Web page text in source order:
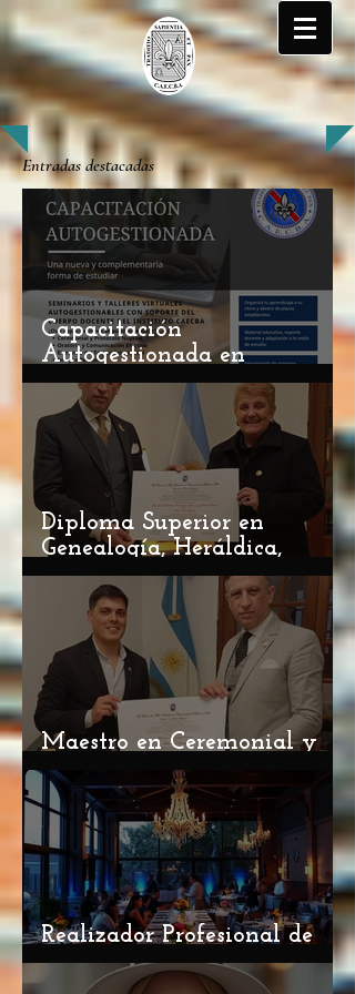
Entradas destacadas
Capacitación
Autogestionada en
Ceremonial y Protocolo: Una
Nueva Oportunidad de
Aprendizaje
Diploma Superior en
Genealogía, Heráldica,
Vexilología, Diplomacia y
Derecho Premial 2026 / 27
Maestro en Ceremonial y
Protocolo 2026 / 27
Realizador Profesional de
Eventos ciclo 2026